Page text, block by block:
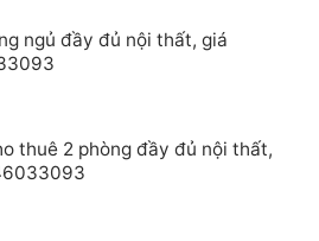
ngủ đầy đủ nội thất, giá
thuê 2 phòng đầy đủ nội thất,